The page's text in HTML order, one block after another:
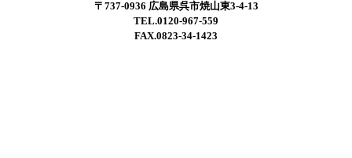
〒737-0936 広島県呉市焼山東3-4-13
TEL.0120-967-559
FAX.0823-34-1423